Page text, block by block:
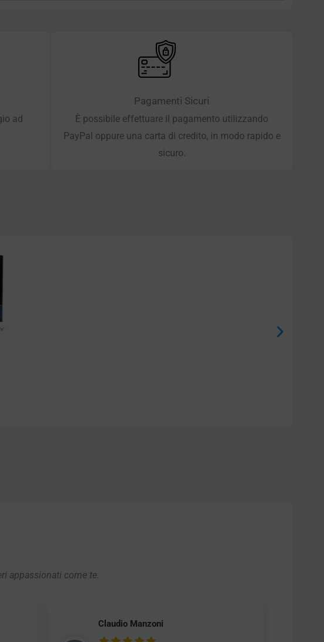
ad
Pagamenti Sicuri
È possibile effettuare il pagamento utilizzando
PayPal oppure una carta di credito, in modo rapido e
sicuro.
appassionati come te.
Claudio Manzoni